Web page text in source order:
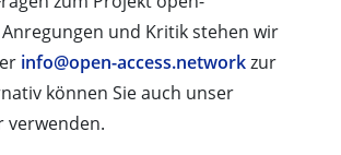
und Kritik stehen wir
info@open-access.networkzur
können Sie auch unser
verwenden.